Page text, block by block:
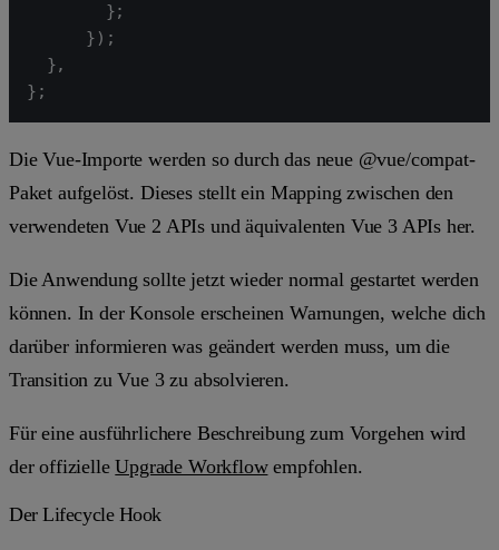
        };
      });
  },
};
Die Vue-Importe werden so durch das neue @vue/compat-
Paket aufgelöst. Dieses stellt ein Mapping zwischen den
verwendeten Vue 2 APIs und äquivalenten Vue 3 APIs her.
Die Anwendung sollte jetzt wieder normal gestartet werden
können. In der Konsole erscheinen Warnungen, welche dich
darüber informieren was geändert werden muss, um die
Transition zu Vue 3 zu absolvieren.
Für eine ausführlichere Beschreibung zum Vorgehen wird
der offizielleUpgrade Workflowempfohlen.
Der Lifecycle Hook